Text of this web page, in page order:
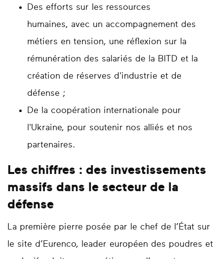
Des efforts sur les ressources
humaines, avec un accompagnement des
métiers en tension, une réflexion sur la
rémunération des salariés de la BITD et la
création de réserves d'industrie et de
défense ;
De la coopération internationale pour
l'Ukraine, pour soutenir nos alliés et nos
partenaires.
Les chiffres : des investissements
massifs dans le secteur de la
défense
La première pierre posée par le chef de l’État sur
le site d’Eurenco, leader européen des poudres et